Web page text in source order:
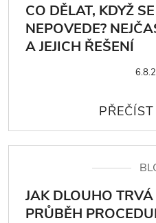
CO DĚLAT, KDYŽ
NEPOVEDE?
A JEJICH ŘEŠENÍ
JAK DLOUHO
PRŮBĚH